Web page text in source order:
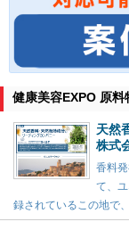
健康美容EXPO 原料
天然
株式
香料
て、
録されているこの地で